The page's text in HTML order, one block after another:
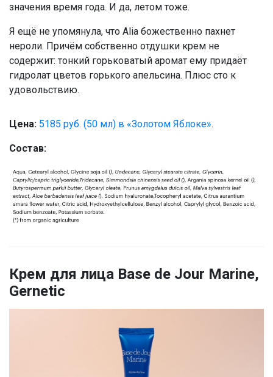
значения время года. И да, летом тоже.
Я ещё не упомянула, что Alia божественно пахнет
нероли. Причём собственно отдушки крем не
содержит: тонкий горьковатый аромат ему придаёт
гидролат цветов горького апельсина. Плюс сто к
удовольствию.
Цена: 5185 руб. (50 мл) в «Золотом Яблоке».
Состав:
Крем для лица Base de Jour Marine,
Gernetic